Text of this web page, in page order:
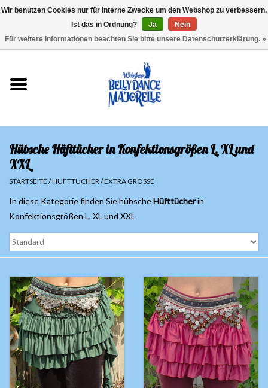
Sale
Sets
Oberteile
Schleier
Bauchtanzkostüme
Zubehör
Tribal dance
Hübsche Hüfttücher in Konfektionsgrößen L, XL und
XXL
STARTSEITE /HÜFTTÜCHER /EXTRA GRÖSSE
In diese Kategorie finden Sie hübscheHüfttücherin
Konfektionsgrößen L, XL und XXL
Wir benutzen Cookies nur für interne Zwecke um den Webshop zu verbessern.
Ist das in Ordnung?
Ja
Nein
Für weitere Informationen beachten Sie bitte unsere Datenschutzerklärung. »